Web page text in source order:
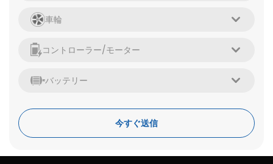
車輪
コントローラー/モーター
バッテリー
今すぐ送信